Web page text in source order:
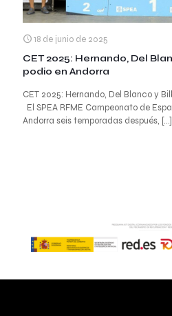
18 de junio de 2025
CET 2025: Hernando, Del
podio en Andorra
CET 2025: Hernando, Del Blanco y
El SPEA RFME Campeonato de
Andorra seis temporadas después, […]